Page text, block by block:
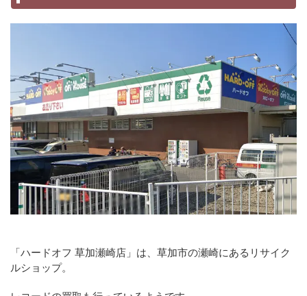
「ハードオフ 草加瀬崎店」は、草加市の瀬崎にあるリサイク
ルショップ。